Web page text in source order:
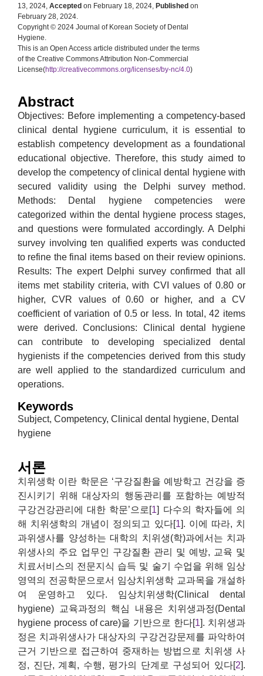
13, 2024, Accepted on February 18, 2024, Published on
February 28, 2024.
Copyright © 2024 Journal of Korean Society of Dental
Hygiene.
This is an Open Access article distributed under the terms
of the Creative Commons Attribution Non-Commercial
License(http://creativecommons.org/licenses/by-nc/4.0)
Abstract
Objectives: Before implementing a competency-based
clinical dental hygiene curriculum, it is essential to
establish competency development as a foundational
educational objective. Therefore, this study aimed to
develop the competency of clinical dental hygiene with
secured validity using the Delphi survey method.
Methods: Dental hygiene competencies were
categorized within the dental hygiene process stages,
and questions were formulated accordingly. A Delphi
survey involving ten qualified experts was conducted
to refine the final items based on their review opinions.
Results: The expert Delphi survey confirmed that all
items met stability criteria, with CVI values of 0.80 or
higher, CVR values of 0.60 or higher, and a CV
coefficient of variation of 0.5 or less. In total, 42 items
were derived. Conclusions: Clinical dental hygiene
can contribute to developing specialized dental
hygienists if the competencies derived from this study
are well applied to the standardized curriculum and
operations.
Keywords
Subject, Competency, Clinical dental hygiene, Dental
hygiene
서론
치위생학 이란 학문은 ‘구강질환을 예방학고 건강을 증
진시키기 위해 대상자의 행동관리를 포함하는 예방적
구강건강관리에 대한 학문’으로[1] 다수의 학자들에 의
해 치위생학의 개념이 정의되고 있다[1]. 이에 따라, 치
과위생사를 양성하는 대학의 치위생(학)과에서는 치과
위생사의 주요 업무인 구강질환 관리 및 예방, 교육 및
치료서비스의 전문지식 습득 및 술기 수업을 위해 임상
영역의 전공학문으로서 임상치위생학 교과목을 개설하
여 운영하고 있다. 임상치위생학(Clinical dental
hygiene) 교육과정의 핵심 내용은 치위생과정(Dental
hygiene process of care)을 기반으로 한다[1]. 치위생과
정은 치과위생사가 대상자의 구강건강문제를 파악하여
근거 기반으로 접근하여 중재하는 방법으로 치위생 사
정, 진단, 계획, 수행, 평가의 단계로 구성되어 있다[2].